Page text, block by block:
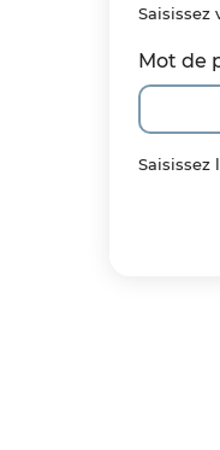
Saisissez
Mot de
Saisissez